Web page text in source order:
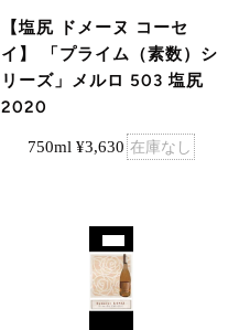
【塩尻 ドメーヌ コーセ
イ】 「プライム（素数）シ
リーズ」メルロ 503 塩尻
2020
750ml ¥3,630 在庫なし